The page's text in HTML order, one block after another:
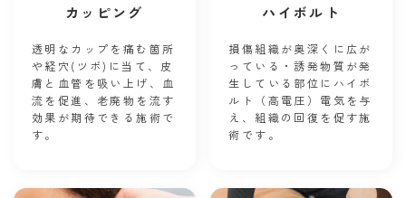
カッピング
透明なカップを痛む箇所
や経穴(ツボ)に当て、皮
膚と血管を吸い上げ、血
流を促進、老廃物を流す
効果が期待できる施術で
す。
ハイボルト
損傷組織が奥深くに広が
っている・誘発物質が発
生している部位にハイボ
ルト（高電圧）電気を与
え、組織の回復を促す施
術です。